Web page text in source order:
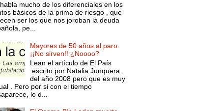
mucho de los diferenciales en los
básicos de la prima de riesgo , que
ser los que nos joroban la deuda
pe...
Mayores de 50 años al paro.
¡¡No sirven!! ¿Noooo?
Lean el artículo de El País
escrito por Natalia Junquera ,
del año 2008 pero que es muy
. Pero por si con el tiempo
lo d...